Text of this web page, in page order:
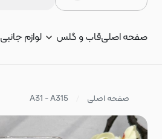
صفحه اصلیقاب و گلس لوازم جانبی
صفحه اصلی A31 - A315